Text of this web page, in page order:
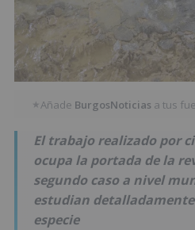
★Añade BurgosNoticias a tus
El trabajo realizado por
ocupa la portada de la
segundo caso a nivel
estudian
especie